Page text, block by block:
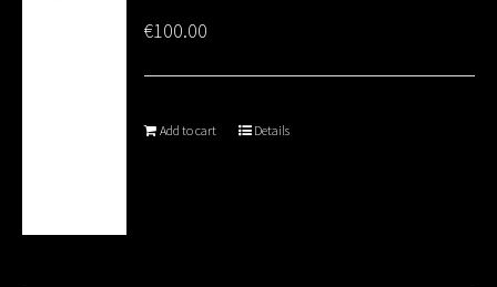
€100.00
Add to cart Details